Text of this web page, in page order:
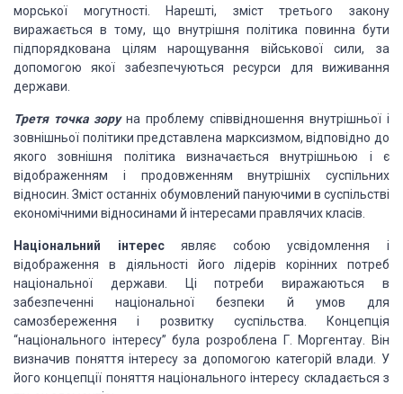
морської могутності. Нарешті, зміст третього закону
виражається в тому, що внутрішня політика повинна бути
підпорядкована цілям нарощування військової сили, за
допомогою якої забезпечуються ресурси для виживання
держави.
Третя точка зоруна проблему співвідношення внутрішньої і
зовнішньої політики представлена марксизмом, відповідно до
якого зовнішня політика визначається внутрішньою і є
відображенням і продовженням внутрішніх суспільних
відносин. Зміст останніх обумовлений пануючими в суспільстві
економічними відносинами й інтересами правлячих класів.
Національний інтересявляє собою усвідомлення і
відображення в діяльності його лідерів корінних потреб
національної держави. Ці потреби виражаються в
забезпеченні національної безпеки й умов для
самозбереження і розвитку суспільства. Концепція
“національного інтересу” була розроблена Г. Моргентау. Він
визначив поняття інтересу за допомогою категорій влади. У
його концепції поняття національного інтересу складається з